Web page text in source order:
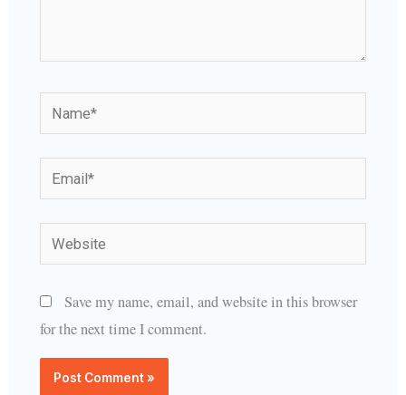
Name*
Email*
Website
Save my name, email, and website in this browser
for the next time I comment.